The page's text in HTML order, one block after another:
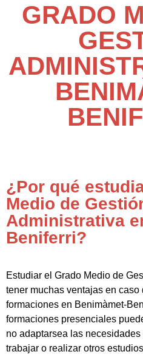
GRADO
¿Por qué
Medio de
Administrativa
Beniferri?
Estudiar el Grado Medio de
tener muchas ventajas en
formaciones en Benimàmet-
formaciones presenciales
no adaptarsea las
trabajar o realizar otros